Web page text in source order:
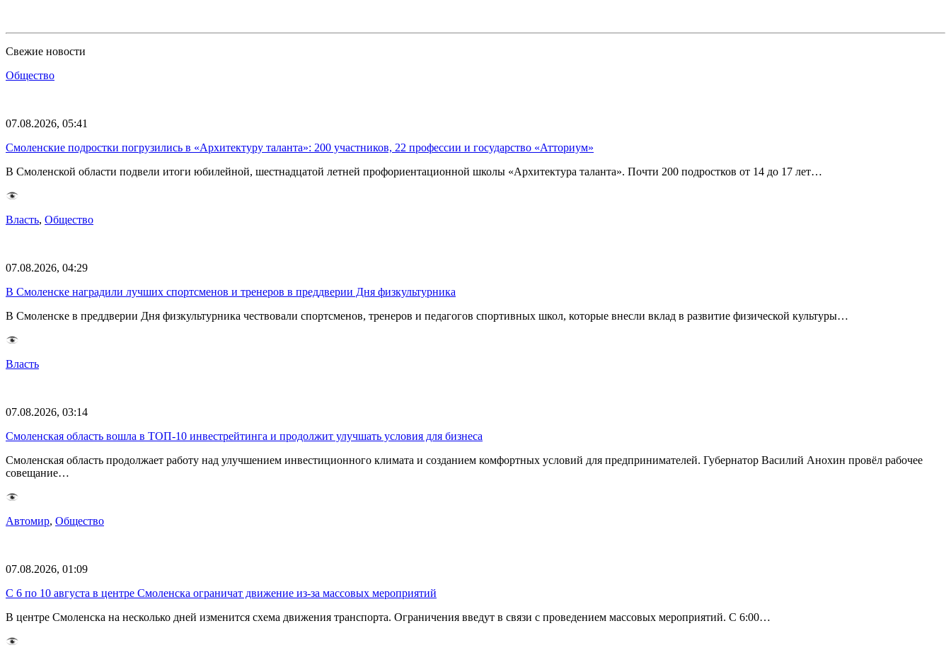
Свежие новости
Общество
07.08.2026, 05:41
Смоленские подростки погрузились в «Архитектуру таланта»: 200 участников, 22 профессии и государство «Атториум»
В Смоленской области подвели итоги юбилейной, шестнадцатой летней профориентационной школы «Архитектура таланта». Почти 200 подростков от 14 до 17 лет…
Власть, Общество
07.08.2026, 04:29
В Смоленске наградили лучших спортсменов и тренеров в преддверии Дня физкультурника
В Смоленске в преддверии Дня физкультурника чествовали спортсменов, тренеров и педагогов спортивных школ, которые внесли вклад в развитие физической культуры…
Власть
07.08.2026, 03:14
Смоленская область вошла в ТОП-10 инвестрейтинга и продолжит улучшать условия для бизнеса
Смоленская область продолжает работу над улучшением инвестиционного климата и созданием комфортных условий для предпринимателей. Губернатор Василий Анохин провёл рабочее
совещание…
Автомир, Общество
07.08.2026, 01:09
С 6 по 10 августа в центре Смоленска ограничат движение из-за массовых мероприятий
В центре Смоленска на несколько дней изменится схема движения транспорта. Ограничения введут в связи с проведением массовых мероприятий. С 6:00…